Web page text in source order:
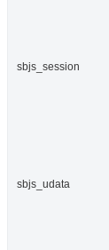
sbjs_session
sbjs_udata